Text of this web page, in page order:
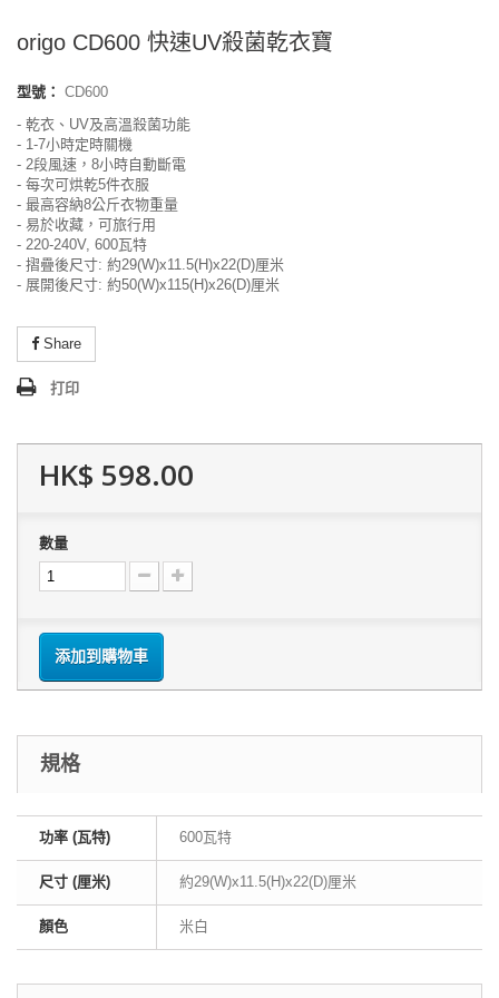
origo CD600 快速UV殺菌乾衣寶
型號： CD600
- 乾衣、UV及高溫殺菌功能
- 1-7小時定時關機
- 2段風速，8小時自動斷電
- 每次可烘乾5件衣服
- 最高容納8公斤衣物重量
- 易於收藏，可旅行用
- 220-240V, 600瓦特
- 摺疊後尺寸: 約29(W)x11.5(H)x22(D)厘米
- 展開後尺寸: 約50(W)x115(H)x26(D)厘米
Share
打印
HK$ 598.00
數量
添加到購物車
規格
功率 (瓦特) 600瓦特
尺寸 (厘米) 約29(W)x11.5(H)x22(D)厘米
顏色 米白